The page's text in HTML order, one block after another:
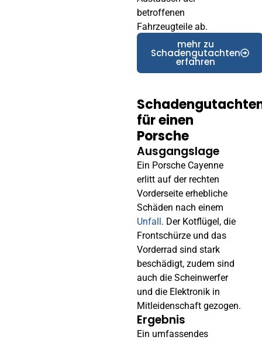
betroffenen
Fahrzeugteile ab.
mehr zu
Schadengutachten
erfahren
für einen
Porsche
Ausgangslage
Ein Porsche Cayenne
erlitt auf der rechten
Vorderseite erhebliche
Schäden nach einem
Unfall . Der Kotflügel, die
Frontschürze und das
Vorderrad sind stark
beschädigt, zudem sind
auch die Scheinwerfer
und die Elektronik in
Mitleidenschaft gezogen.
Ergebnis
Ein umfassendes